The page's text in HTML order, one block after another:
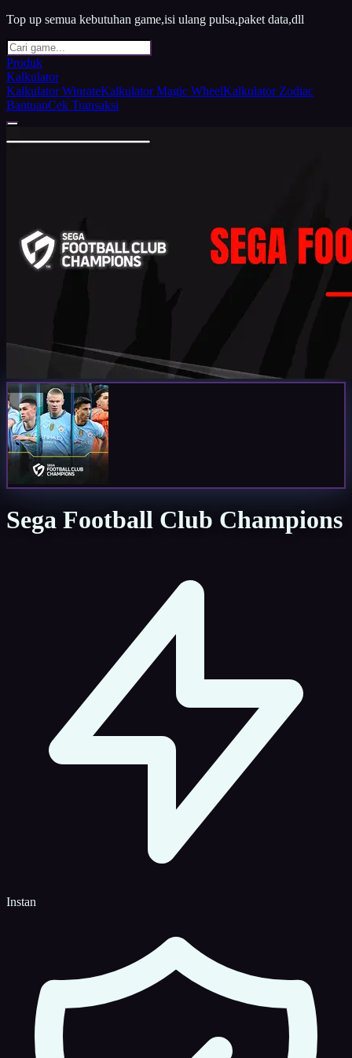
Top up semua kebutuhan game,isi ulang pulsa,paket data,dll
Produk
Kalkulator
Kalkulator WinrateKalkulator Magic WheelKalkulator Zodiac
BantuanCek Transaksi
Sega Football Club Champions
Instan